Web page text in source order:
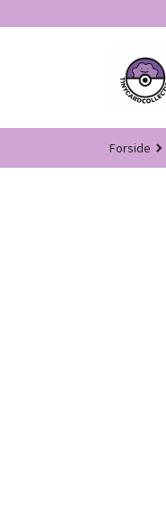
til
Forside